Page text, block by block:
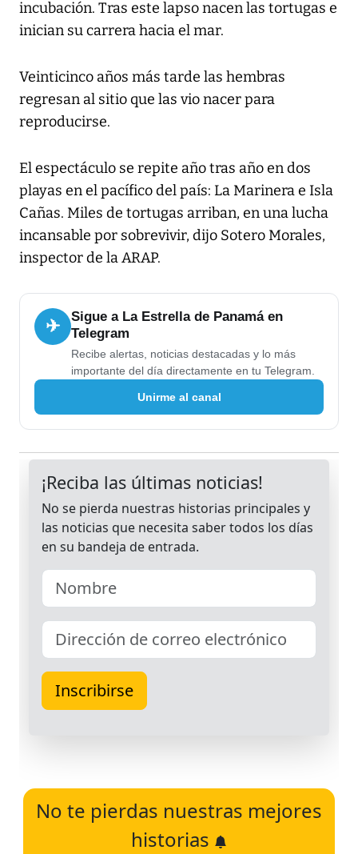
incubación. Tras este lapso nacen las tortugas e
inician su carrera hacia el mar.
Veinticinco años más tarde las hembras
regresan al sitio que las vio nacer para
reproducirse.
El espectáculo se repite año tras año en dos
playas en el pacífico del país: La Marinera e Isla
Cañas. Miles de tortugas arriban, en una lucha
incansable por sobrevivir, dijo Sotero Morales,
inspector de la ARAP.
✈
Sigue a La Estrella de Panamá en
Telegram
Recibe alertas, noticias destacadas y lo más
importante del día directamente en tu Telegram.
Unirme al canal
No te pierdas nuestras mejores
historias